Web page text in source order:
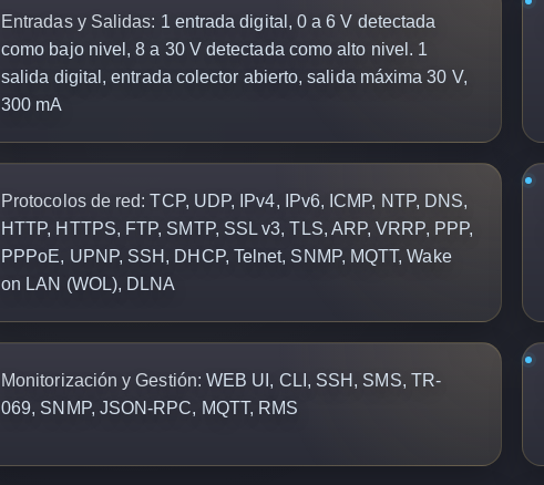
Entradas y Salidas: 1 entrada digital, 0 a 6 V detectada
como bajo nivel, 8 a 30 V detectada como alto nivel. 1
salida digital, entrada colector abierto, salida máxima 30 V,
300 mA
Protocolos de red: TCP, UDP, IPv4, IPv6, ICMP, NTP, DNS,
HTTP, HTTPS, FTP, SMTP, SSL v3, TLS, ARP, VRRP, PPP,
PPPoE, UPNP, SSH, DHCP, Telnet, SNMP, MQTT, Wake
on LAN (WOL), DLNA
Monitorización y Gestión: WEB UI, CLI, SSH, SMS, TR-
069, SNMP, JSON-RPC, MQTT, RMS